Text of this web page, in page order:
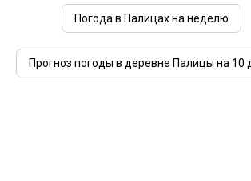
Погода в Палицах на неделю
Прогноз погоды в деревне Палицы на 10